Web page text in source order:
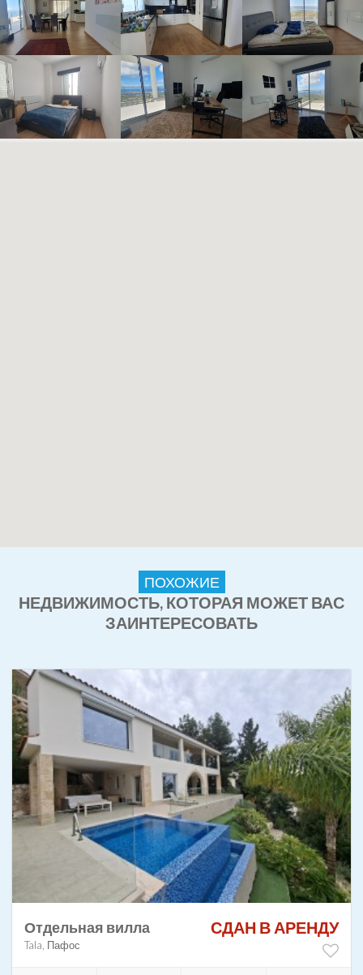
ПОХОЖИЕ
НЕДВИЖИМОСТЬ, КОТОРАЯ МОЖЕТ ВАС
ЗАИНТЕРЕСОВАТЬ
Отдельная вилла
Tala, Пафос
СДАН В АРЕНДУ